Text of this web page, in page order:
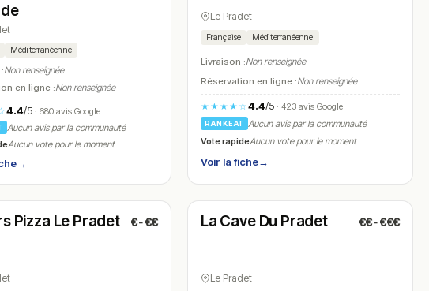
Méditerranéenne
Non renseignée
en ligne :Non renseignée
4.4/5· 680 avis Google
Aucun avis par la communauté
Aucun vote pour le moment
→
Le Pradet
Française Méditerranéenne
Livraison :Non renseignée
Réservation en ligne :Non renseignée
★★★★☆4.4/5· 423 avis Google
RANKEAT
Aucun avis par la communauté
Vote rapideAucun vote pour le moment
Voir la fiche→
(17:30 – 22:15)
Pizza Le Pradet €-€€ N° 28
Ouvert(09:30 – 15:00, 18:00 – 23:30)
La Cave Du Pradet €€-€€€
Le Pradet